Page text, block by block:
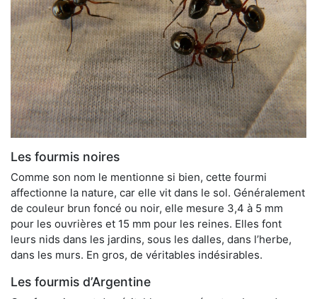
Les fourmis noires
Comme son nom le mentionne si bien, cette fourmi
affectionne la nature, car elle vit dans le sol. Généralement
de couleur brun foncé ou noir, elle mesure 3,4 à 5 mm
pour les ouvrières et 15 mm pour les reines. Elles font
leurs nids dans les jardins, sous les dalles, dans l’herbe,
dans les murs. En gros, de véritables indésirables.
Les fourmis d’Argentine